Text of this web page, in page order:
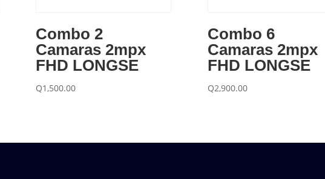
Combo 2
Camaras 2mpx
FHD LONGSE
Q1,500.00
Combo 6
Camaras 2mpx
FHD LONGSE
Q2,900.00